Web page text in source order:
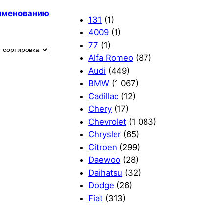
131 (1)
4009 (1)
77 (1)
Alfa Romeo (87)
Audi (449)
BMW (1 067)
Cadillac (12)
Chery (17)
Chevrolet (1 083)
Chrysler (65)
Citroen (299)
Daewoo (28)
Daihatsu (32)
Dodge (26)
Fiat (313)